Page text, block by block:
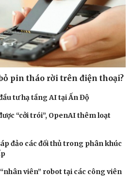
pin tháo rời trên điện thoại?
tư hạ tầng AI tại Ấn Độ
“cởi trói”, OpenAI thêm loạt
đảo các đối thủ trong phân khúc
viên” robot tại các công viên